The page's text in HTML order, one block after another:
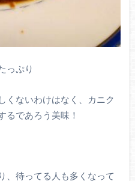
っぷり
くないわけはなく、カニク
るであろう美味！
、待ってる人も多くなって